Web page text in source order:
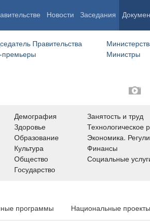
Новости Заседания
Правительства
премьеры
Министры
Демография
Здоровье
Образование
Культура
Общество
Государство
Занятость и труд
Технологическое
Экономика.
Финансы
Социальные
программы Национальные проекты